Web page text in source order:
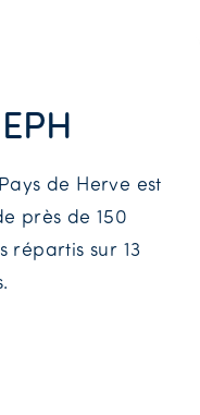
de Herve est
près de 150
répartis sur 13